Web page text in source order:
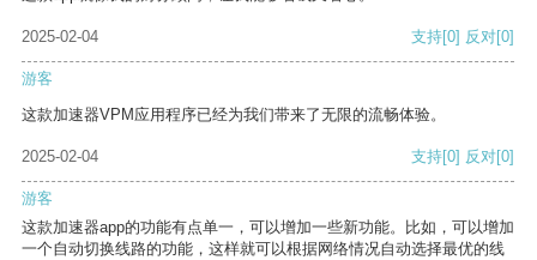
2025-02-04 支持[0] 反对[0]
游客
这款加速器VPM应用程序已经为我们带来了无限的流畅体验。
2025-02-04 支持[0] 反对[0]
游客
这款加速器app的功能有点单一，可以增加一些新功能。比如，可以增加
一个自动切换线路的功能，这样就可以根据网络情况自动选择最优的线